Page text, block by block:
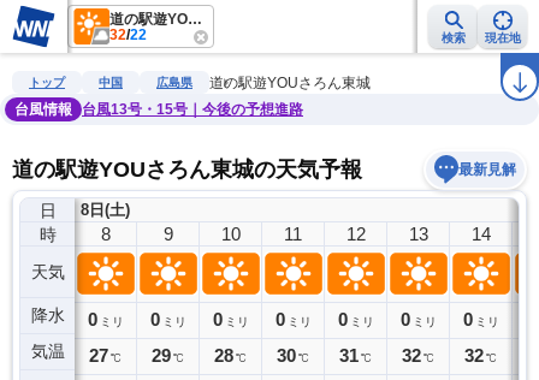
道の駅遊YOUさろん東城
32/22 検索 現在地
雨雲レーダー 台風情報 地震情報 警報・注意報 ラ
トップ 中国 広島県
道の駅遊YOUさろん東城
台風情報
台風13号・15号｜今後の予想進路
道の駅遊YOUさろん東城の天気予報 最新見解
日
時
天気
降水
気温
8日(土)
7
0ミリ
26℃
8
0 ミリ
27℃
9
0 ミリ
29℃
10
0 ミリ
28℃
11
0 ミリ
30℃
12
0 ミリ
31℃
13
0 ミリ
32℃
14
0 ミリ
32℃